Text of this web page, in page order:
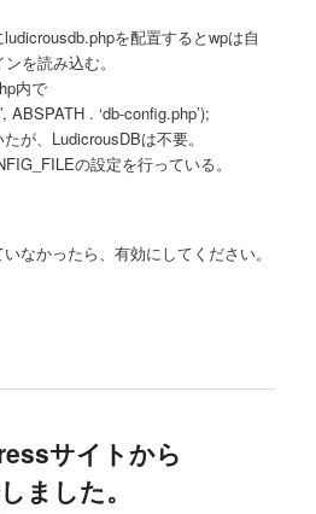
を配置するとwpは自
を読み込む。
内で
ABSPATH . ‘db-config.php’);
が、LudicrousDBは不要。
の設定を行っている。
なかったら、有効にしてください。
サイトから
ました。